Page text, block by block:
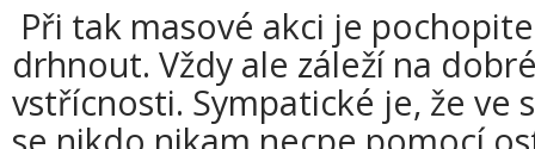
Při tak masové akci je
drhnout. Vždy ale záleží na
vstřícnosti. Sympatické je, že ve